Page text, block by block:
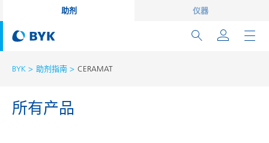
助剂 仪器
BYK 助剂指南 CERAMAT
所有产品